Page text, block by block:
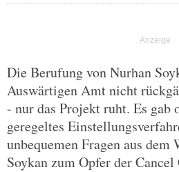
Die Berufung von Nurhan
Auswärtigen Amt nicht
- nur das Projekt ruht. Es gab
geregeltes
unbequemen Fragen aus dem
Soykan zum Opfer der